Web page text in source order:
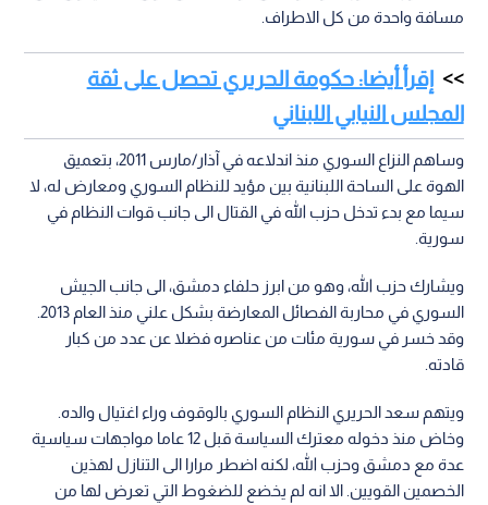
مسافة واحدة من كل الاطراف.
إقرأ أيضا: حكومة الحريري تحصل على ثقة
المجلس النيابي اللبناني
وساهم النزاع السوري منذ اندلاعه في آذار/مارس 2011، بتعميق
الهوة على الساحة اللبنانية بين مؤيد للنظام السوري ومعارض له، لا
سيما مع بدء تدخل حزب الله في القتال الى جانب قوات النظام في
سورية.
ويشارك حزب الله، وهو من ابرز حلفاء دمشق، الى جانب الجيش
وقد خسر في سورية مئات من عناصره فضلا عن عدد من كبار
قادته.
ويتهم سعد الحريري النظام السوري بالوقوف وراء اغتيال والده.
وخاض منذ دخوله معترك السياسة قبل 12 عاما مواجهات سياسية
عدة مع دمشق وحزب الله، لكنه اضطر مرارا الى التنازل لهذين
الخصمين القويين. الا انه لم يخضع للضغوط التي تعرض لها من